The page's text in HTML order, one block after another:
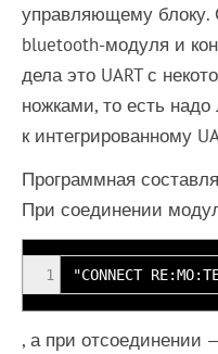
управляющему блоку.
bluetooth-модуля и
дела это UART с
ножками, то есть
к интегрированному
Программная
При соединении
1 "CONNECT
, а при отсоединении —